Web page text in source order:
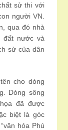
sử thi với
người VN.
qua đó nhà
đất nước và
sử của dân
cho dòng
Dòng sông
đã được
biệt là góc
hóa Phú